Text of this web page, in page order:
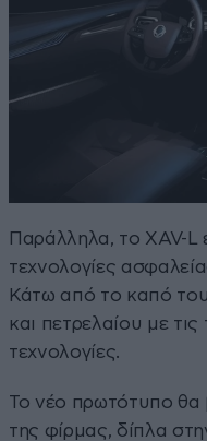
Παράλληλα, το XAV-L
τεχνολογίες
Κάτω από το καπό του
και πετρελαίου με
τεχνολογίες.
Το νέο πρωτότυπο θα
της φίρμας, δίπλα